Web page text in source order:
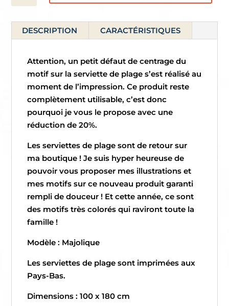
Serviette
de
plage
Majolique
DESCRIPTION CARACTÉRISTIQUES
Attention, un petit défaut de centrage du
motif sur la serviette de plage s’est réalisé au
moment de l’impression. Ce produit reste
complètement utilisable, c’est donc
pourquoi je vous le propose avec une
réduction de 20%.
Les serviettes de plage sont de retour sur
ma boutique ! Je suis hyper heureuse de
pouvoir vous proposer mes illustrations et
mes motifs sur ce nouveau produit garanti
rempli de douceur ! Et cette année, ce sont
des motifs très colorés qui raviront toute la
famille !
Modèle : Majolique
Les serviettes de plage sont imprimées aux
Pays-Bas.
Dimensions : 100 x 180 cm